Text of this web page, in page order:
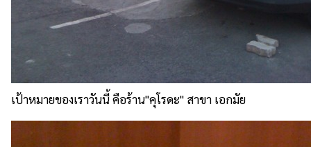
เป้าหมายของเราวันนี้ คือร้าน"คุโรดะ" สาขา เอกมัย